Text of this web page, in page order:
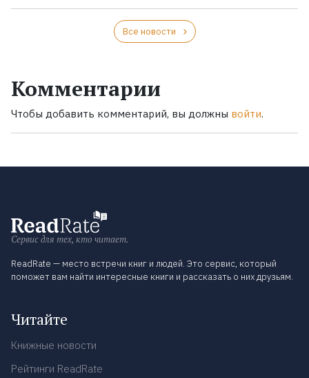
Все новости
Комментарии
Чтобы добавить комментарий, вы должны войти.
Сервис для тех, кто читает.
ReadRate — место встречи книг и людей. Это сервис, который
поможет вам найти интересные книги и рассказать о них друзьям.
Читайте
Книжные новости
Рейтинги ReadRate